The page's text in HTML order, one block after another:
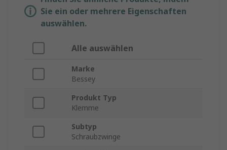
Sie ein oder mehrere Eigenschaften
auswählen.
Alle auswählen
Marke
Bessey
Produkt Typ
Klemme
Subtyp
Schraubzwinge